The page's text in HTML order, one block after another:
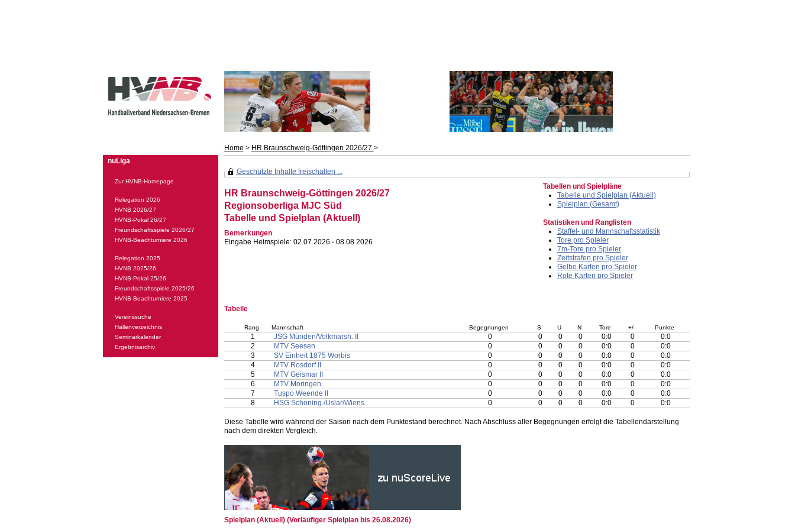
Home > HR Braunschweig-Göttingen 2026/27 >
nuLiga
Zur HVNB-Homepage
Relegation 2026
HVNB 2026/27
HVNB-Pokal 26/27
Freundschaftsspiele 2026/27
HVNB-Beachturniere 2026
Relegation 2025
HVNB 2025/26
HVNB-Pokal 25/26
Freundschaftsspiele 2025/26
HVNB-Beachturniere 2025
Vereinssuche
Hallenverzeichnis
Seminarkalender
Ergebnisarchiv
Geschützte Inhalte freischalten ...
HR Braunschweig-Göttingen 2026/27
Regionsoberliga MJC Süd
Tabelle und Spielplan (Aktuell)
Bemerkungen
Eingabe Heimspiele: 02.07.2026 - 08.08.2026
Tabellen und Spielpläne
Tabelle und Spielplan (Aktuell)
Spielplan (Gesamt)
Statistiken und Ranglisten
Staffel- und Mannschaftsstatistik
Tore pro Spieler
7m-Tore pro Spieler
Zeitstrafen pro Spieler
Gelbe Karten pro Spieler
Rote Karten pro Spieler
Tabelle
Rang Mannschaft Begegnungen S U N Tore +/- Punkte
1 JSG Münden/Volkmarsh. II 0 0 0 0 0:0 0
0:0
2
MTV Seesen 0 0 0 0 0:0 0
0:0
3
SV Einheit 1875 Worbis 0 0 0 0 0:0 0
0:0
4
MTV Rosdorf II 0 0 0 0 0:0 0
0:0
5
MTV Geismar II 0 0 0 0 0:0 0
0:0
6
MTV Moringen 0 0 0 0 0:0 0
0:0
7
Tuspo Weende II 0 0 0 0 0:0 0
0:0
8
HSG Schoning./Uslar/Wiens. 0 0 0 0 0:0 0 0:0
Diese Tabelle wird während der Saison nach dem Punktestand berechnet. Nach Abschluss aller Begegnungen erfolgt die Tabellendarstellung
nach dem direkten Vergleich.
Spielplan (Aktuell) (Vorläufiger Spielplan bis 26.08.2026)